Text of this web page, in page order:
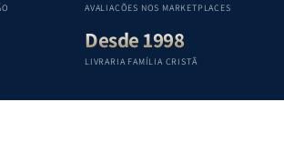
AVALIAÇÕES NOS MARKETPLACES
Desde 1998
LIVRARIA FAMÍLIA CRISTÃ